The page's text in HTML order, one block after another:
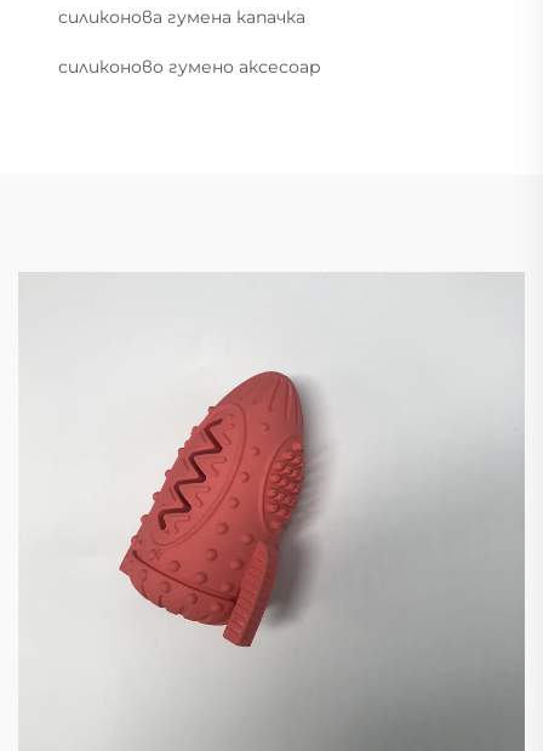
силиконова гумена капачка
силиконово гумено аксесоар